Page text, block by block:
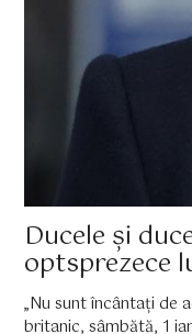
Ducele și
optsprezece
„Nu sunt încântați de
britanic, sâmbătă, 1